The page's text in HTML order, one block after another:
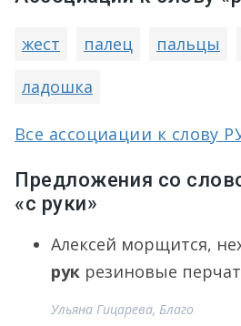
жест палец пальцы
ладошка
Все ассоциации к слову
Предложения со
«с руки»
Алексей морщится,
рук резиновые
Ульяна Гицарева, Благо